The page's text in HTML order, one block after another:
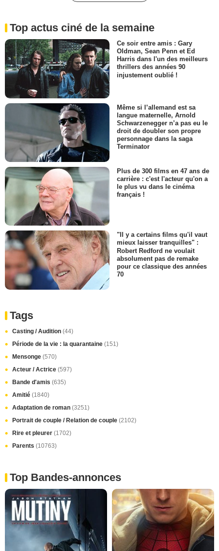
Top actus ciné de la semaine
Ce soir entre amis : Gary
Oldman, Sean Penn et Ed
Harris dans l'un des meilleurs
thrillers des années 90
injustement oublié !
Même si l’allemand est sa
langue maternelle, Arnold
Schwarzenegger n’a pas eu le
droit de doubler son propre
personnage dans la saga
Terminator
Plus de 300 films en 47 ans de
carrière : c'est l'acteur qu'on a
le plus vu dans le cinéma
français !
"Il y a certains films qu'il vaut
mieux laisser tranquilles" :
Robert Redford ne voulait
absolument pas de remake
pour ce classique des années
70
Tags
Casting / Audition (44)
Période de la vie : la quarantaine (151)
Mensonge (570)
Acteur / Actrice (597)
Bande d'amis (635)
Amitié (1840)
Adaptation de roman (3251)
Portrait de couple / Relation de couple (2102)
Rire et pleurer (1702)
Parents (10763)
Top Bandes-annonces